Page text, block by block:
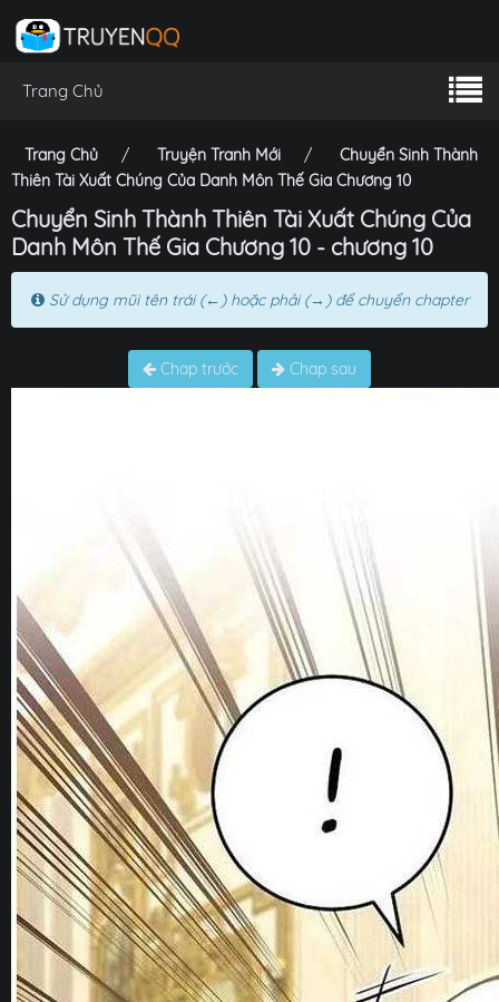
Trang Chủ
Trang Chủ Truyện Tranh Mới
Chuyển Sinh Thành
Thiên Tài Xuất Chúng Của Danh Môn Thế Gia Chương 10
Chuyển Sinh Thành Thiên Tài Xuất Chúng Của
Danh Môn Thế Gia Chương 10 - chương 10
Sử dụng mũi tên trái (←) hoặc phải (→) để chuyển chapter
Chap trước Chap sau